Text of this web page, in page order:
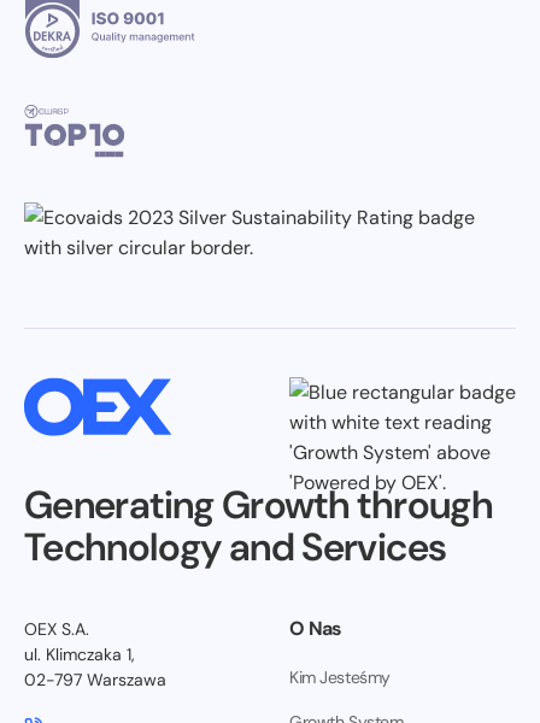
Generating Growth through
Technology and Services
OEX S.A.
ul. Klimczaka 1,
02-797 Warszawa
O Nas
Kim Jesteśmy